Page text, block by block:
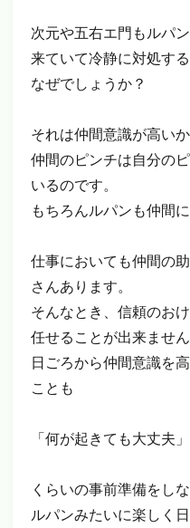
次元や五右エ門もルパ
来ていて冷静に対処す
なぜでしょうか？
それは仲間意識が高いか
仲間のピンチは自分の
いるのです。
もちろんルパンも仲間
仕事においても仲間の
さんあります。
そんなとき、信頼のお
任せることが出来ません
日ごろから仲間意識を
ことも
「何が起きても大丈夫」
くらいの事前準備をし
ルパンみたいに楽しく